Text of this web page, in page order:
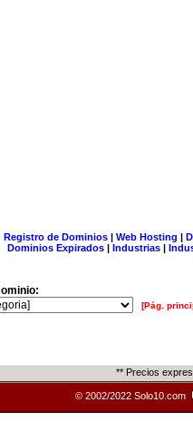
Registro de Dominios| Web Hosting |
Dominios Expirados | Industrias |
[Pág.
** Precios
© 2002/2022 Solo10.com